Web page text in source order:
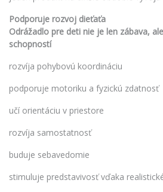
Podporuje rozvoj dieťaťa
Odrážadlo pre deti nie je len zábava,
schopností
rozvíja pohybovú koordináciu
podporuje motoriku a fyzickú zdatnosť
učí orientáciu v priestore
rozvíja samostatnosť
buduje sebavedomie
stimuluje predstavivosť vďaka